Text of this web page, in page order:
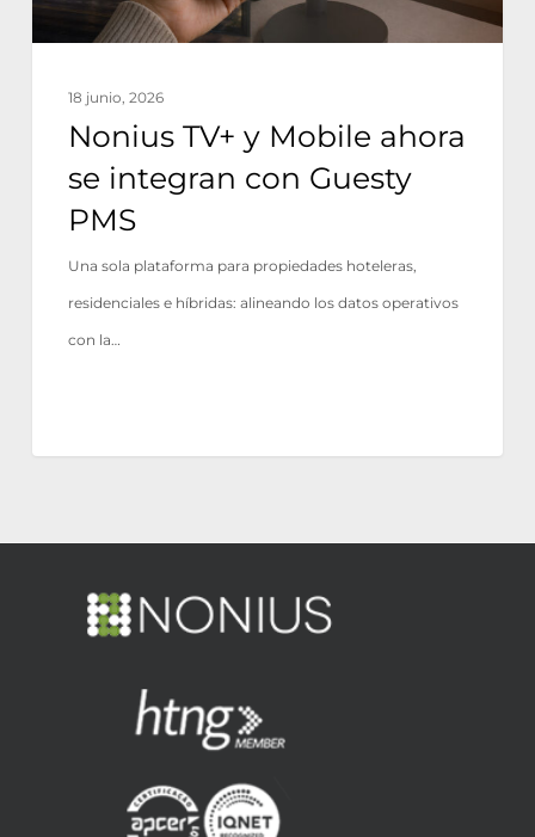
Guesty
18 junio, 2026
Nonius TV+ y Mobile ahora
se integran con Guesty
PMS
Una sola plataforma para propiedades hoteleras,
residenciales e híbridas: alineando los datos operativos
con la…